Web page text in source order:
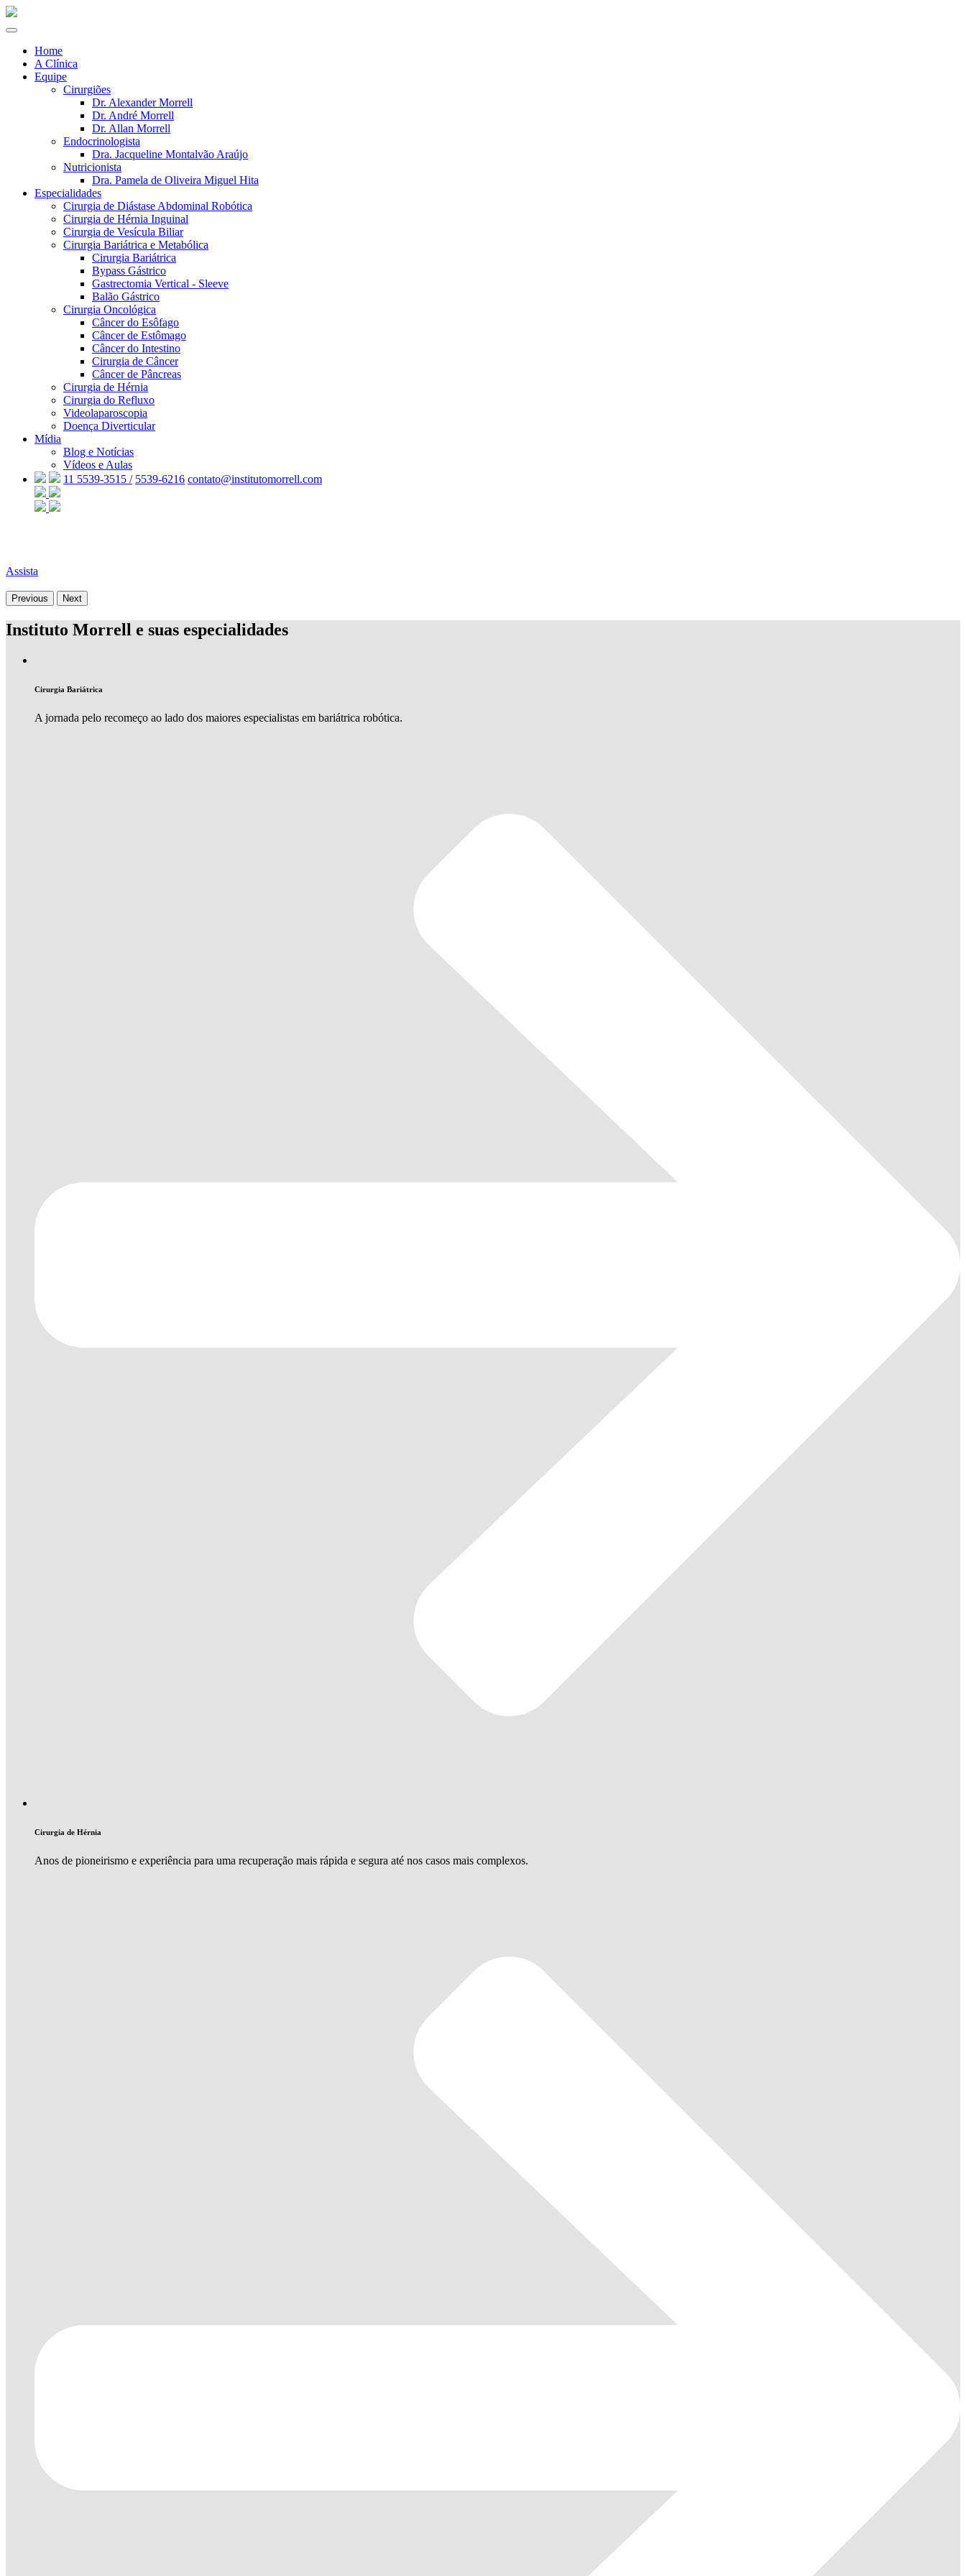
Home
A Clínica
Equipe
Cirurgiões
Dr. Alexander Morrell
Dr. André Morrell
Dr. Allan Morrell
Endocrinologista
Dra. Jacqueline Montalvão Araújo
Nutricionista
Dra. Pamela de Oliveira Miguel Hita
Especialidades
Cirurgia de Diástase Abdominal Robótica
Cirurgia de Hérnia Inguinal
Cirurgia de Vesícula Biliar
Cirurgia Bariátrica e Metabólica
Cirurgia Bariátrica
Bypass Gástrico
Gastrectomia Vertical - Sleeve
Balão Gástrico
Cirurgia Oncológica
Câncer do Esôfago
Câncer de Estômago
Câncer do Intestino
Cirurgia de Câncer
Câncer de Pâncreas
Cirurgia de Hérnia
Cirurgia do Refluxo
Videolaparoscopia
Doença Diverticular
Mídia
Blog e Notícias
Vídeos e Aulas
11 5539-3515 / 5539-6216 contato@institutomorrell.com
Assista
Previous Next
Instituto Morrell e suas especialidades
Cirurgia Bariátrica
A jornada pelo recomeço ao lado dos maiores especialistas em bariátrica robótica.
Cirurgia de Hérnia
Anos de pioneirismo e experiência para uma recuperação mais rápida e segura até nos casos mais complexos.